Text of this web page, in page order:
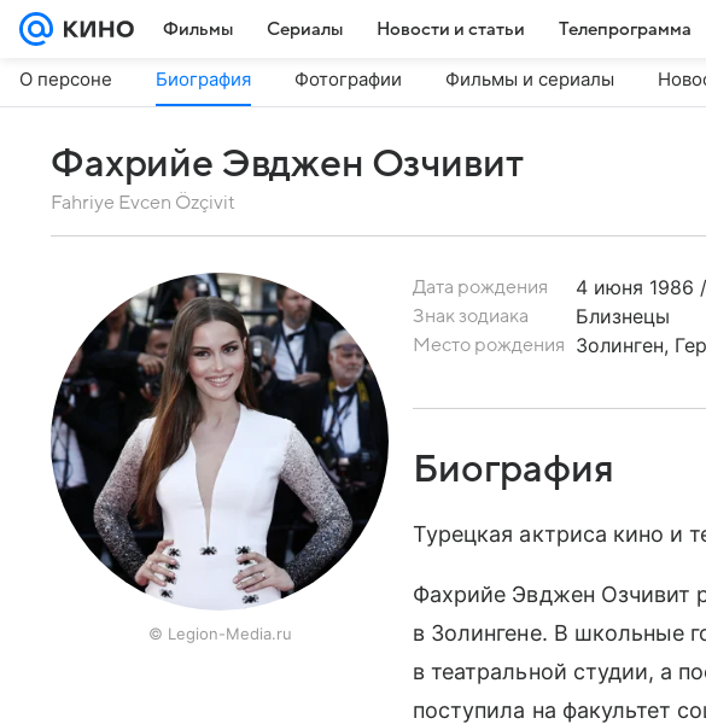
Фильмы Сериалы Новости и статьи Телепрограмма
О персоне Биография Фотографии Фильмы и сериалы
Фахрийе Эвджен Озчивит
Fahriye Evcen Özçivit
© Legion-Media.ru
Дата рождения 4 июня 1986
Знак зодиака Близнецы
Место рождения Золинген,
Биография
Турецкая актриса кино и
Фахрийе Эвджен Озчивит
в Золингене. В школьные
в театральной студии, а
поступила на факультет